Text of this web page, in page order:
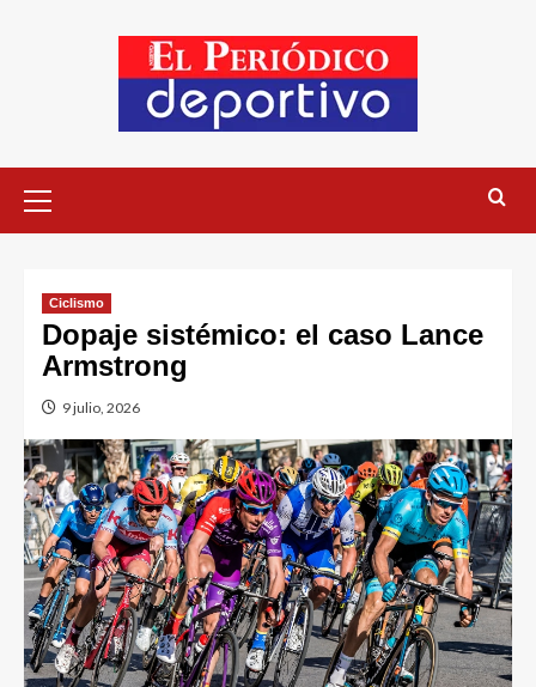
Ciclismo
Dopaje sistémico: el caso Lance
Armstrong
9 julio, 2026